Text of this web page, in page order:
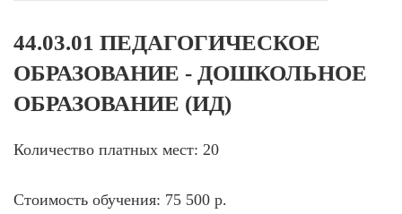
44.03.01 ПЕДАГОГИЧЕСКОЕ
ОБРАЗОВАНИЕ - ДОШКОЛЬНОЕ
ОБРАЗОВАНИЕ (ИД)
Количество платных мест: 20
Стоимость обучения: 75 500 р.